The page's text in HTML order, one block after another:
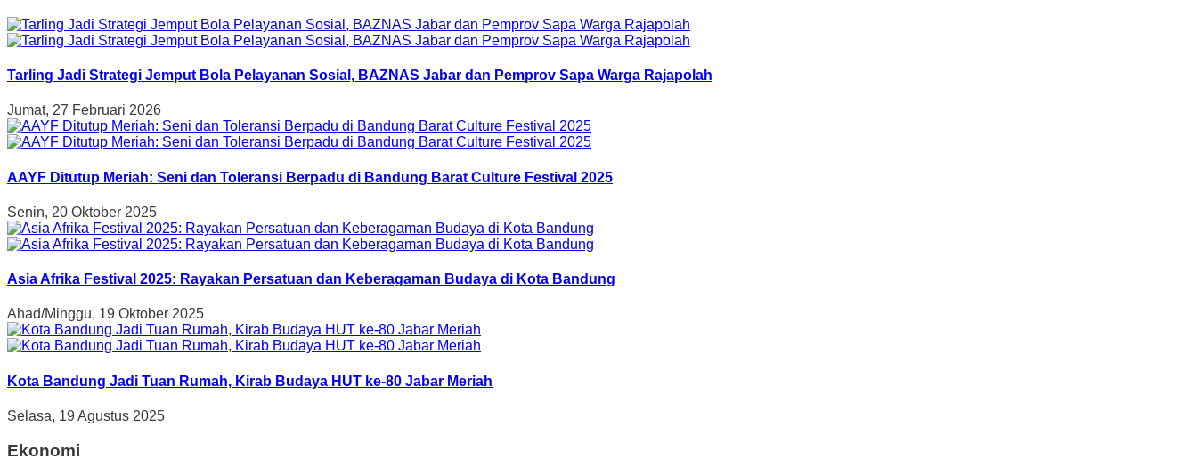
Tarling Jadi Strategi Jemput Bola Pelayanan Sosial, BAZNAS Jabar dan Pemprov Sapa Warga Rajapolah
Jumat, 27 Februari 2026
AAYF Ditutup Meriah: Seni dan Toleransi Berpadu di Bandung Barat Culture Festival 2025
Senin, 20 Oktober 2025
Asia Afrika Festival 2025: Rayakan Persatuan dan Keberagaman Budaya di Kota Bandung
Ahad/Minggu, 19 Oktober 2025
Kota Bandung Jadi Tuan Rumah, Kirab Budaya HUT ke-80 Jabar Meriah
Selasa, 19 Agustus 2025
Ekonomi